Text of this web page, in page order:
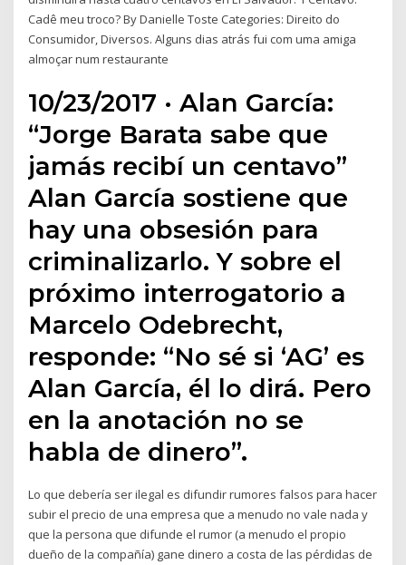
Cadê meu troco? By Danielle Toste Categories: Direito do
Consumidor, Diversos. Alguns dias atrás fui com uma amiga
almoçar num restaurante
10/23/2017 · Alan García:
“Jorge Barata sabe que
jamás recibí un centavo”
Alan García sostiene que
hay una obsesión para
criminalizarlo. Y sobre el
próximo interrogatorio a
Marcelo Odebrecht,
responde: “No sé si ‘AG’ es
Alan García, él lo dirá. Pero
en la anotación no se
habla de dinero”.
Lo que debería ser ilegal es difundir rumores falsos para hacer
subir el precio de una empresa que a menudo no vale nada y
que la persona que difunde el rumor (a menudo el propio
dueño de la compañía) gane dinero a costa de las pérdidas de